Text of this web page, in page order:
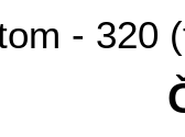
- 320